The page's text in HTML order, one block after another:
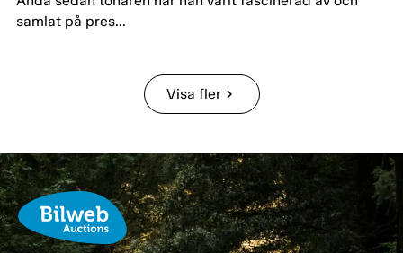
samlat på pres...
Visa flerchevron_right